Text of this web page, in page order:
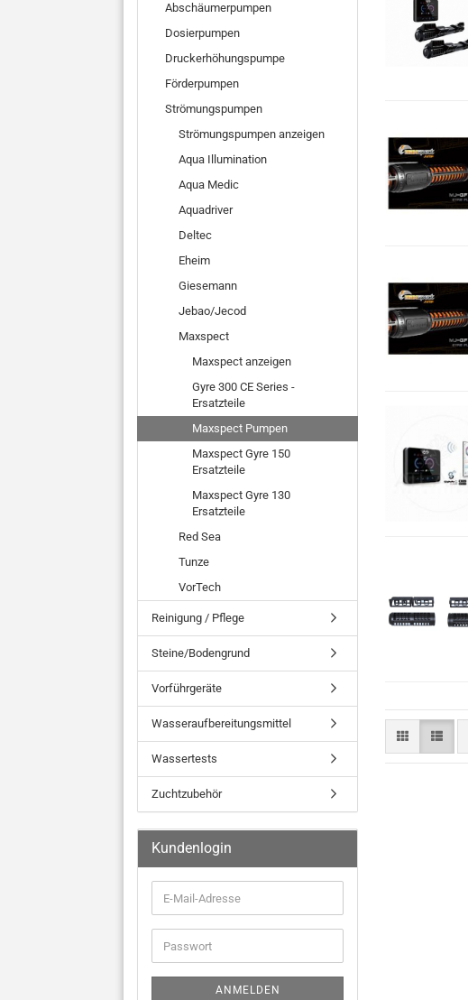
Abschäumerpumpen
Dosierpumpen
Druckerhöhungspumpe
Förderpumpen
Strömungspumpen
Strömungspumpen anzeigen
Aqua Illumination
Aqua Medic
Aquadriver
Deltec
Eheim
Giesemann
Jebao/Jecod
Maxspect
Maxspect anzeigen
Gyre 300 CE Series -
Ersatzteile
Maxspect Pumpen
Maxspect Gyre 150
Ersatzteile
Maxspect Gyre 130
Ersatzteile
Red Sea
Tunze
VorTech
Reinigung / Pflege
Steine/Bodengrund
Vorführgeräte
Wasseraufbereitungsmittel
Wassertests
Zuchtzubehör
Kundenlogin
ANMELDEN